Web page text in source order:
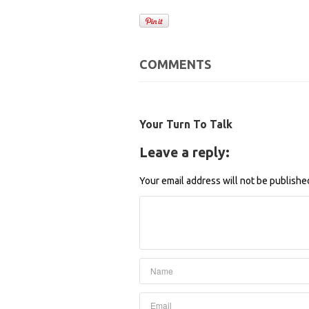
COMMENTS
Your Turn To Talk
Leave a reply:
Your email address will not be